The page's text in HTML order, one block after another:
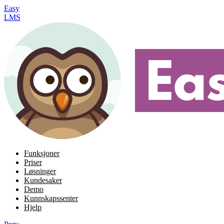
Easy
LMS
Funksjoner
Priser
Løsninger
Kundesaker
Demo
Kunnskapssenter
Hjelp